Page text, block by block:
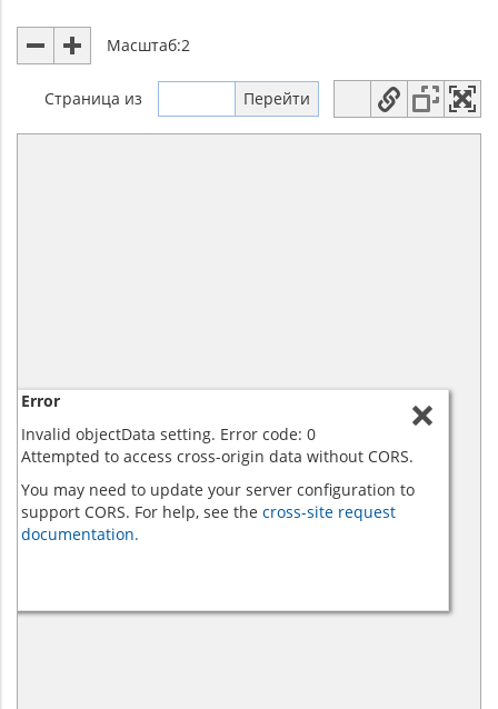
Масштаб:2
Страница из
Error
Invalid objectData setting. Error code: 0
Attempted to access cross-origin data without CORS.
You may need to update your server configuration to
support CORS. For help, see the cross-site request
documentation.